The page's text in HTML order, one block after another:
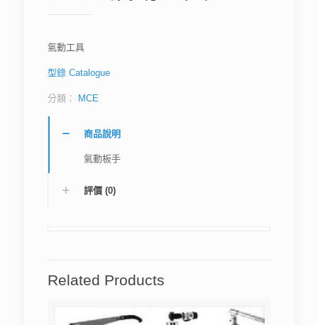
氣動工具
型錄 Catalogue
分類： MCE
商品說明
氣動板手
評價 (0)
Related Products